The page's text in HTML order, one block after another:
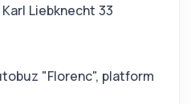
Liebknecht 33
"Florenc", platform